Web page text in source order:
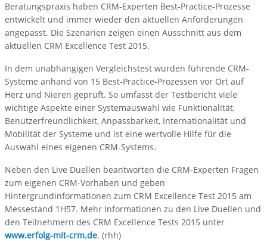
Beratungspraxis haben CRM-Experten Best-Practice-Prozesse
entwickelt und immer wieder den aktuellen Anforderungen
angepasst. Die Szenarien zeigen einen Ausschnitt aus dem
aktuellen CRM Excellence Test 2015.
In dem unabhängigen Vergleichstest wurden führende CRM-
Systeme anhand von 15 Best-Practice-Prozessen vor Ort auf
Herz und Nieren geprüft. So umfasst der Testbericht viele
wichtige Aspekte einer Systemauswahl wie Funktionalität,
Benutzerfreundlichkeit, Anpassbarkeit, Internationalität und
Mobilität der Systeme und ist eine wertvolle Hilfe für die
Auswahl eines eigenen CRM-Systems.
Neben den Live Duellen beantworten die CRM-Experten Fragen
zum eigenen CRM-Vorhaben und geben
Hintergrundinformationen zum CRM Excellence Test 2015 am
Messestand 1H57. Mehr Informationen zu den Live Duellen und
den Teilnehmern des CRM Excellence Tests 2015 unter
www.erfolg-mit-crm.de. (rhh)